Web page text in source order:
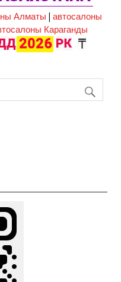
Алматы |автосалоны
Караганды